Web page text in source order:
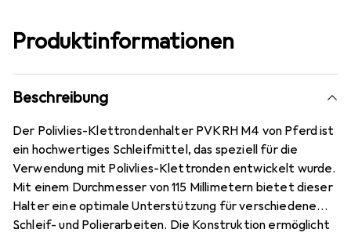
Produktinformationen
Beschreibung
Der Polivlies-Klettrondenhalter PVKRH M4 von Pferd ist
ein hochwertiges Schleifmittel, das speziell für die
Verwendung mit Polivlies-Klettronden entwickelt wurde.
Mit einem Durchmesser von 115 Millimetern bietet dieser
Halter eine optimale Unterstützung für verschiedene
Schleif- und Polierarbeiten. Die Konstruktion ermöglicht